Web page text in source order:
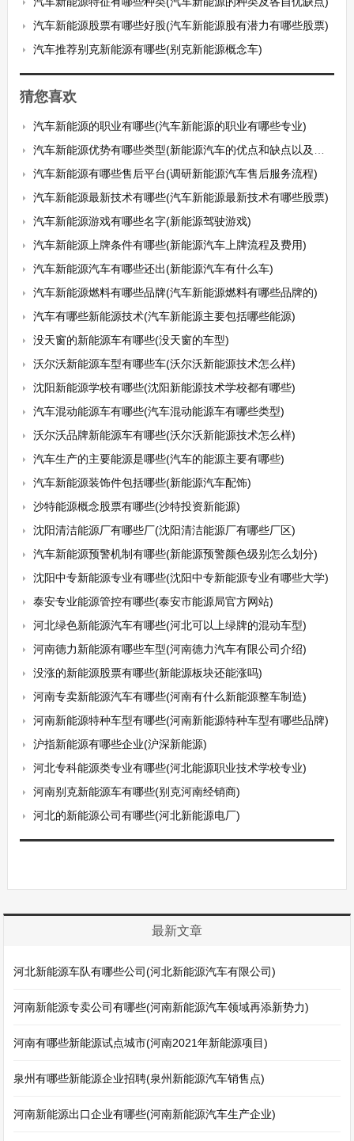
汽车新能源股票有哪些好股(汽车新能源股有潜力有哪些股票)
汽车推荐别克新能源有哪些(别克新能源概念车)
猜您喜欢
汽车新能源的职业有哪些(汽车新能源的职业有哪些专业)
汽车新能源优势有哪些类型(新能源汽车的优点和缺点以及发展前景)
汽车新能源有哪些售后平台(调研新能源汽车售后服务流程)
汽车新能源最新技术有哪些(汽车新能源最新技术有哪些股票)
汽车新能源游戏有哪些名字(新能源驾驶游戏)
汽车新能源上牌条件有哪些(新能源汽车上牌流程及费用)
汽车新能源汽车有哪些还出(新能源汽车有什么车)
汽车新能源燃料有哪些品牌(汽车新能源燃料有哪些品牌的)
汽车有哪些新能源技术(汽车新能源主要包括哪些能源)
没天窗的新能源车有哪些(没天窗的车型)
沃尔沃新能源车型有哪些车(沃尔沃新能源技术怎么样)
沈阳新能源学校有哪些(沈阳新能源技术学校都有哪些)
汽车混动能源车有哪些(汽车混动能源车有哪些类型)
沃尔沃品牌新能源车有哪些(沃尔沃新能源技术怎么样)
汽车生产的主要能源是哪些(汽车的能源主要有哪些)
汽车新能源装饰件包括哪些(新能源汽车配饰)
沙特能源概念股票有哪些(沙特投资新能源)
沈阳清洁能源厂有哪些厂(沈阳清洁能源厂有哪些厂区)
汽车新能源预警机制有哪些(新能源预警颜色级别怎么划分)
沈阳中专新能源专业有哪些(沈阳中专新能源专业有哪些大学)
泰安专业能源管控有哪些(泰安市能源局官方网站)
河北绿色新能源汽车有哪些(河北可以上绿牌的混动车型)
河南德力新能源有哪些车型(河南德力汽车有限公司介绍)
没涨的新能源股票有哪些(新能源板块还能涨吗)
河南专卖新能源汽车有哪些(河南有什么新能源整车制造)
河南新能源特种车型有哪些(河南新能源特种车型有哪些品牌)
沪指新能源有哪些企业(沪深新能源)
河北专科能源类专业有哪些(河北能源职业技术学校专业)
河南别克新能源车有哪些(别克河南经销商)
河北的新能源公司有哪些(河北新能源电厂)
最新文章
河北新能源车队有哪些公司(河北新能源汽车有限公司)
河南新能源专卖公司有哪些(河南新能源汽车领域再添新势力)
河南有哪些新能源试点城市(河南2021年新能源项目)
泉州有哪些新能源企业招聘(泉州新能源汽车销售点)
河南新能源出口企业有哪些(河南新能源汽车生产企业)